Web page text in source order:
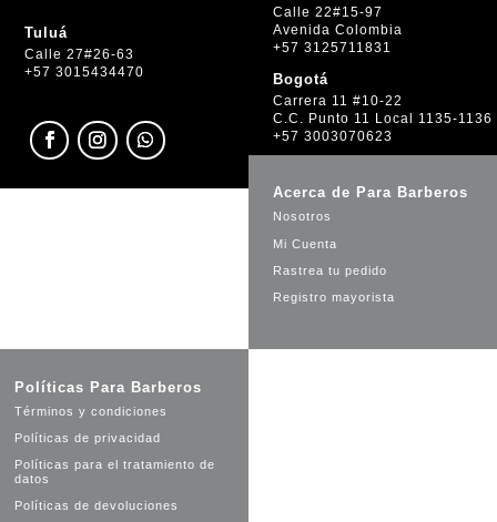
Tuluá
Calle 27#26-63
+57 3015434470
Calle 22#15-97
Avenida Colombia
+57 3125711831
Bogotá
Carrera 11 #10-22
C.C. Punto 11 Local 1135-1136
+57 3003070623
Acerca de Para Barberos
Nosotros
Mi Cuenta
Rastrea tu pedido
Registro mayorista
Políticas Para Barberos
Términos y condiciones
Políticas de privacidad
Políticas para el tratamiento de
datos
Políticas de devoluciones